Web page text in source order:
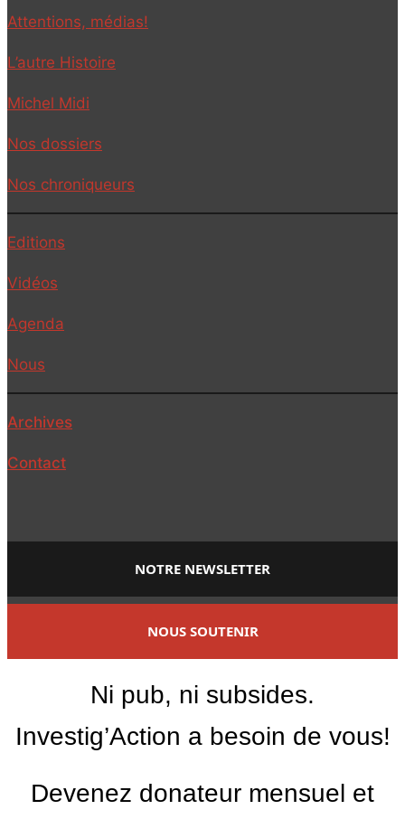
Attentions, médias!
L’autre Histoire
Michel Midi
Nos dossiers
Nos chroniqueurs
Editions
Vidéos
Agenda
Nous
Archives
Contact
NOTRE NEWSLETTER
NOUS SOUTENIR
Ni pub, ni subsides.
Investig’Action a besoin de vous!
Devenez donateur mensuel et